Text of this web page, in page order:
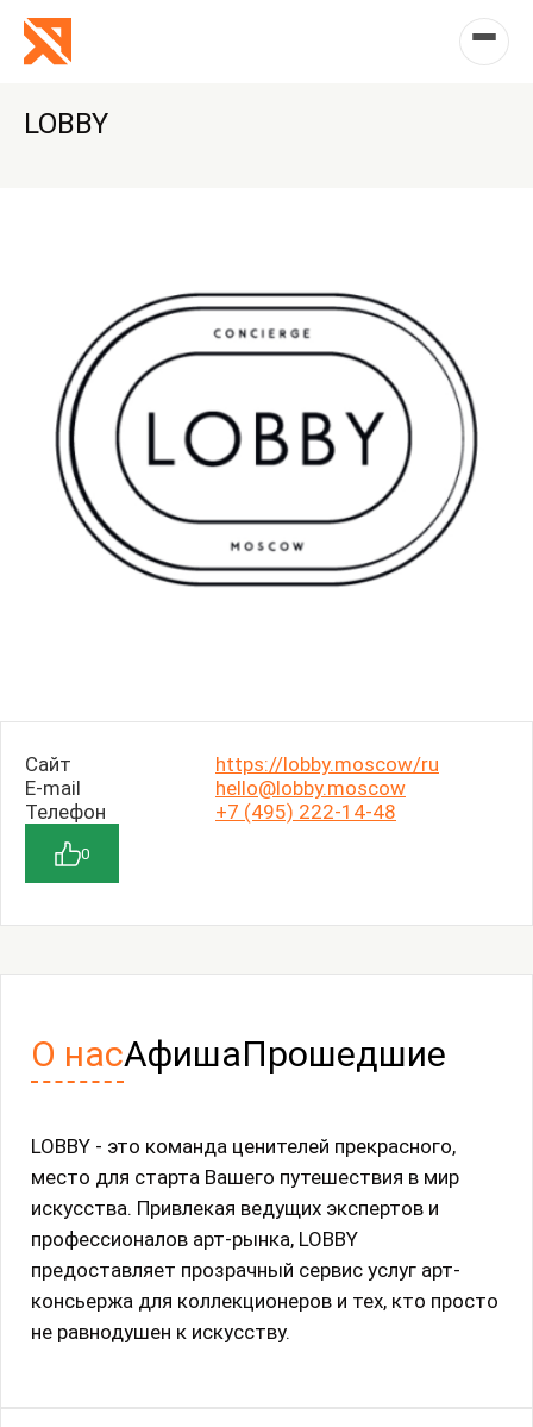
LOBBY
Сайт
https://lobby.moscow/ru
E-mail
hello@lobby.moscow
Телефон
+7 (495) 222-14-48
0
О насАфишаПрошедшие
LOBBY - это команда ценителей прекрасного,
место для старта Вашего путешествия в мир
искусства. Привлекая ведущих экспертов и
профессионалов арт-рынка, LOBBY
предоставляет прозрачный сервис услуг арт-
консьержа для коллекционеров и тех, кто просто
не равнодушен к искусству.
Выставка Игоря Скалецкого Cabinet